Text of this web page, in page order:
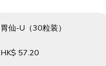
胃仙-U（30粒装）
HK$ 57.20